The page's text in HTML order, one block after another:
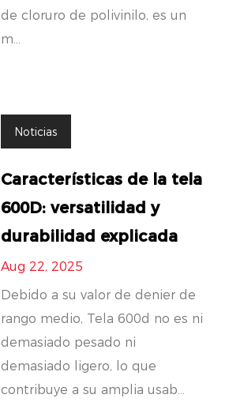
de cloruro de polivinilo, es un
m...
Noticias
Características de la tela
600D: versatilidad y
durabilidad explicada
Aug 22, 2025
Debido a su valor de denier de
rango medio, Tela 600d no es ni
demasiado pesado ni
demasiado ligero, lo que
contribuye a su amplia usab...